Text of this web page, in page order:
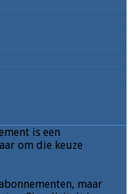
is een
om die keuze
maar